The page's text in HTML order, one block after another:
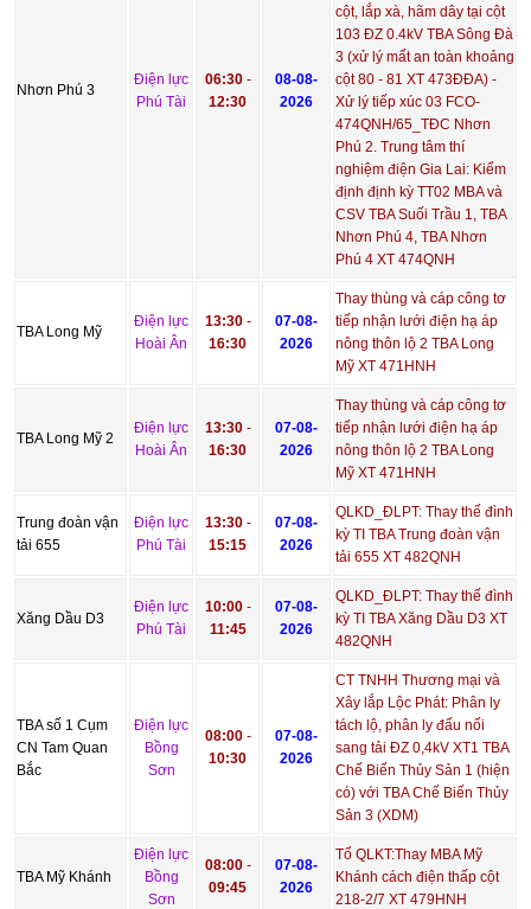
Nhơn Phú 3
Điện lực
Phú Tài
06:30-
12:30
08-08-
2026
cột, lắp xà, hãm dây tại cột
103 ĐZ 0.4kV TBA Sông Đà
3 (xử lý mất an toàn khoảng
cột 80 - 81 XT 473ĐĐA) -
Xử lý tiếp xúc 03 FCO-
474QNH/65_TĐC Nhơn
Phú 2. Trung tâm thí
nghiệm điện Gia Lai: Kiểm
định định kỳ TT02 MBA và
CSV TBA Suối Trầu 1, TBA
Nhơn Phú 4, TBA Nhơn
Phú 4 XT 474QNH
TBA Long Mỹ
Điện lực
Hoài Ân
13:30-
16:30
07-08-
2026
Thay thùng và cáp công tơ
tiếp nhận lưới điện hạ áp
nông thôn lộ 2 TBA Long
Mỹ XT 471HNH
TBA Long Mỹ 2
Điện lực
Hoài Ân
13:30-
16:30
07-08-
2026
Thay thùng và cáp công tơ
tiếp nhận lưới điện hạ áp
nông thôn lộ 2 TBA Long
Mỹ XT 471HNH
Trung đoàn vận
tải 655
Điện lực
Phú Tài
13:30-
15:15
07-08-
2026
QLKD_ĐLPT: Thay thế đình
kỳ TI TBA Trung đoàn vận
tải 655 XT 482QNH
Xăng Dầu D3
Điện lực
Phú Tài
10:00-
11:45
07-08-
2026
QLKD_ĐLPT: Thay thế đình
kỳ TI TBA Xăng Dầu D3 XT
482QNH
TBA số 1 Cụm
CN Tam Quan
Bắc
Điện lực
Bồng
Sơn
08:00-
10:30
07-08-
2026
CT TNHH Thương mại và
Xây lắp Lộc Phát: Phân ly
tách lộ, phân ly đấu nối
sang tải ĐZ 0,4kV XT1 TBA
Chế Biến Thủy Sản 1 (hiện
có) với TBA Chế Biến Thủy
Sản 3 (XDM)
TBA Mỹ Khánh
Điện lực
Bồng
Sơn
08:00-
09:45
07-08-
2026
Tổ QLKT:Thay MBA Mỹ
Khánh cách điện thấp cột
218-2/7 XT 479HNH